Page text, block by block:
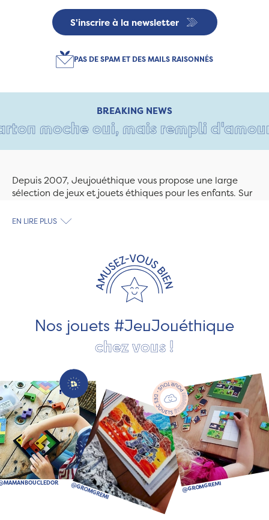
S'inscrire à la newsletter
PAS DE SPAM ET DES MAILS RAISONNÉS
BREAKING NEWS
moche oui, mais rempli d'amour •
Depuis 2007, Jeujouéthique vous propose une large
sélection de jeux et jouets éthiques pour les enfants. Sur
découvrez le plus grand choix de jouets en bois
les jeux et jouets en bois de qualité et engagés dans le
développement durable. Ils nous fabriquent des jouets
pour les jeunes enfants, des jeux d'éveil, des jeux de
société, des jouets d'imitation, des jeux de plein air, ... et
EN LIRE PLUS
Nos jouets #JeuJouéthique
chez vous !